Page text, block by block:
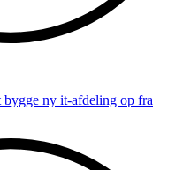
bygge ny it-afdeling op fra